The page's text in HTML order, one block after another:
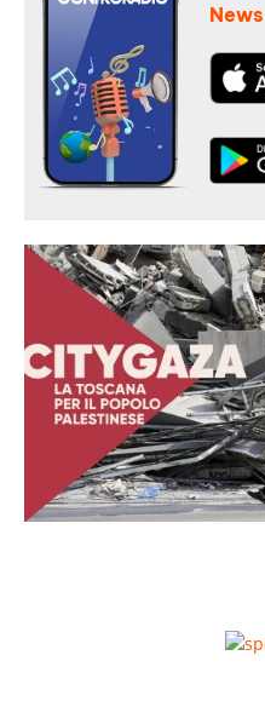
News